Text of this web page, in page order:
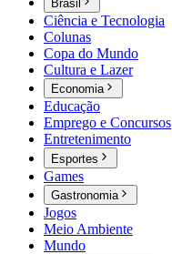
Brasil
Ciência e Tecnologia
Colunas
Copa do Mundo
Cultura e Lazer
Economia
Educação
Emprego e Concursos
Entretenimento
Esportes
Games
Gastronomia
Jogos
Meio Ambiente
Mundo